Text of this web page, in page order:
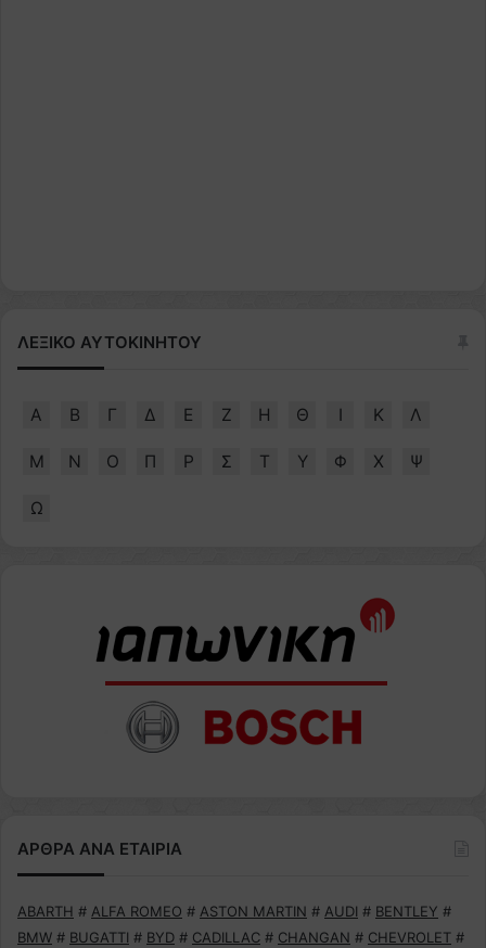
ΛΕΞΙΚΟ ΑΥΤΟΚΙΝΗΤΟΥ
Α Β Γ Δ Ε Ζ Η Θ Ι Κ Λ
Μ Ν Ο Π Ρ Σ Τ Υ Φ Χ Ψ
Ω
ΑΡΘΡΑ ΑΝΑ ΕΤΑΙΡΙΑ
ABARTH # ALFA ROMEO # ASTON MARTIN # AUDI # BENTLEY #
BMW # BUGATTI # BYD # CADILLAC # CHANGAN # CHEVROLET #